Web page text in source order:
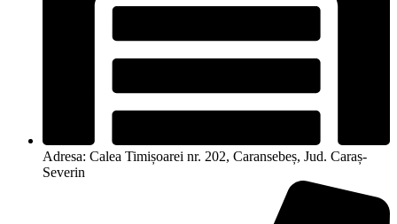
Adresa: Calea Timișoarei nr. 202, Caransebeș, Jud. Caraș-
Severin